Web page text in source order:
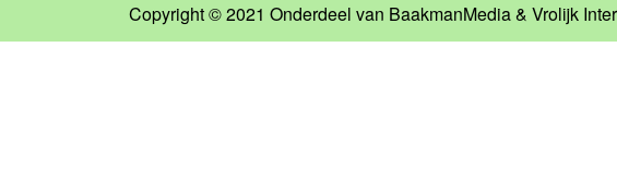
Copyright © 2021 Onderdeel van BaakmanMedia& Vrolijk